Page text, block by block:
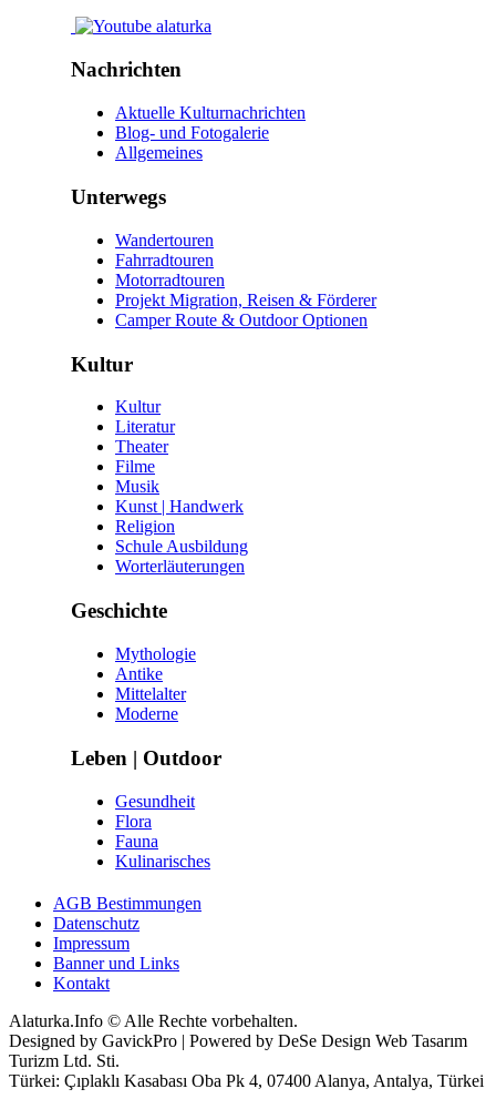
Nachrichten
Aktuelle Kulturnachrichten
Blog- und Fotogalerie
Allgemeines
Unterwegs
Wandertouren
Fahrradtouren
Motorradtouren
Projekt Migration, Reisen & Förderer
Camper Route & Outdoor Optionen
Kultur
Kultur
Literatur
Theater
Filme
Musik
Kunst | Handwerk
Religion
Schule Ausbildung
Worterläuterungen
Geschichte
Mythologie
Antike
Mittelalter
Moderne
Leben | Outdoor
Gesundheit
Flora
Fauna
Kulinarisches
AGB Bestimmungen
Datenschutz
Impressum
Banner und Links
Kontakt
Alaturka.Info © Alle Rechte vorbehalten.
Designed by GavickPro | Powered by DeSe Design Web Tasarım
Turizm Ltd. Sti.
Türkei: Çıplaklı Kasabası Oba Pk 4, 07400 Alanya, Antalya, Türkei